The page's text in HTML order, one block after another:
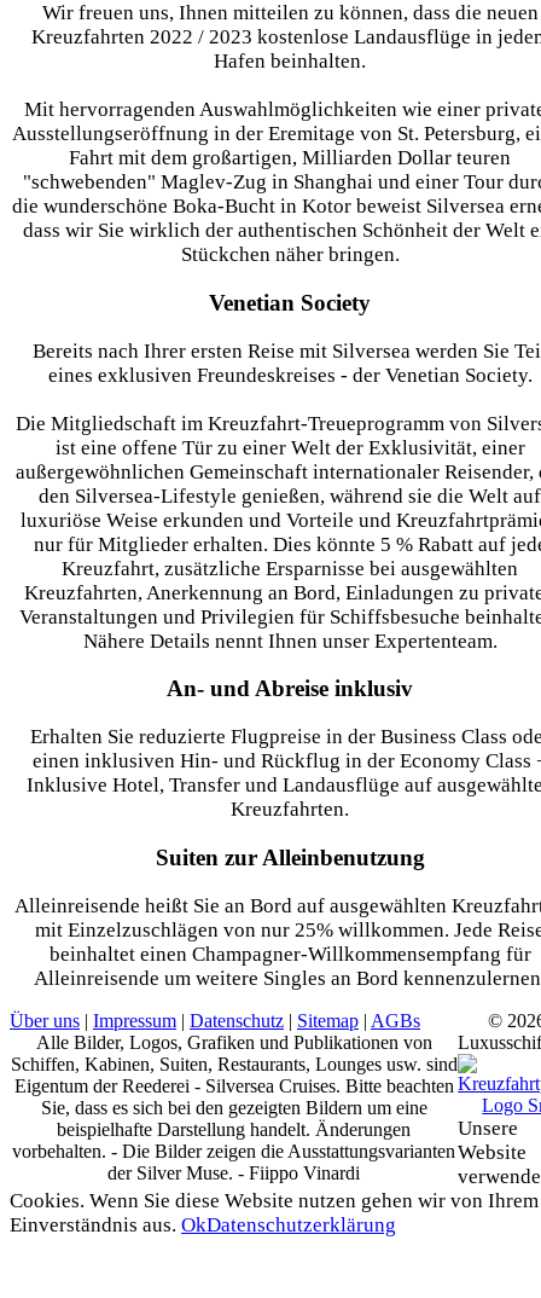
Wir freuen uns, Ihnen mitteilen zu können, dass die neuen
Kreuzfahrten 2022 / 2023 kostenlose Landausflüge in
Hafen beinhalten.
Mit hervorragenden Auswahlmöglichkeiten wie einer
Ausstellungseröffnung in der Eremitage von St. Petersburg,
Fahrt mit dem großartigen, Milliarden Dollar teuren
"schwebenden" Maglev-Zug in Shanghai und einer Tour
die wunderschöne Boka-Bucht in Kotor beweist Silversea
dass wir Sie wirklich der authentischen Schönheit der Welt
Stückchen näher bringen.
Venetian Society
Bereits nach Ihrer ersten Reise mit Silversea werden Sie
eines exklusiven Freundeskreises - der Venetian Society.
Die Mitgliedschaft im Kreuzfahrt-Treueprogramm von
ist eine offene Tür zu einer Welt der Exklusivität, einer
außergewöhnlichen Gemeinschaft internationaler Reisender,
den Silversea-Lifestyle genießen, während sie die Welt auf
luxuriöse Weise erkunden und Vorteile und
nur für Mitglieder erhalten. Dies könnte 5 % Rabatt auf
Kreuzfahrt, zusätzliche Ersparnisse bei ausgewählten
Kreuzfahrten, Anerkennung an Bord, Einladungen zu
Veranstaltungen und Privilegien für Schiffsbesuche
Nähere Details nennt Ihnen unser Expertenteam.
An- und Abreise inklusiv
Erhalten Sie reduzierte Flugpreise in der Business Class
einen inklusiven Hin- und Rückflug in der Economy Class
Inklusive Hotel, Transfer und Landausflüge auf
Kreuzfahrten.
Suiten zur Alleinbenutzung
Alleinreisende heißt Sie an Bord auf ausgewählten
mit Einzelzuschlägen von nur 25% willkommen. Jede
beinhaltet einen Champagner-Willkommensempfang für
Alleinreisende um weitere Singles an Bord
Über uns | Impressum | Datenschutz | Sitemap | AGBs
Alle Bilder, Logos, Grafiken und Publikationen von
Schiffen, Kabinen, Suiten, Restaurants, Lounges usw. sind
Eigentum der Reederei - Silversea Cruises. Bitte beachten
Sie, dass es sich bei den gezeigten Bildern um eine
beispielhafte Darstellung handelt. Änderungen
vorbehalten. - Die Bilder zeigen die Ausstattungsvarianten
der Silver Muse. - Fiippo Vinardi
©
Unsere
Website
Cookies. Wenn Sie diese Website nutzen gehen wir von Ihrem
Einverständnis aus. OkDatenschutzerklärung